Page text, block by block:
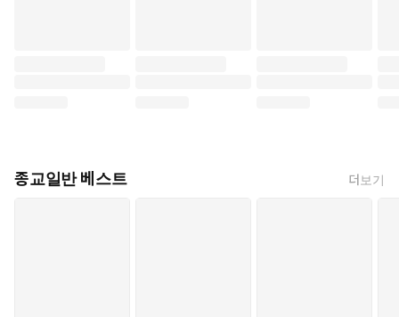
종교일반 베스트 더보기